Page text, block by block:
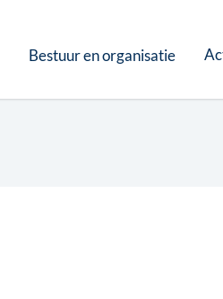
Bestuur en organisatie